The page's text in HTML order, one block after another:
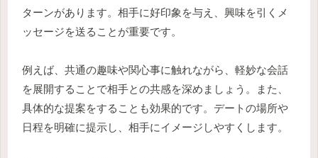
ターンがあります。相手に好印象を与え、興味を引くメ
ッセージを送ることが重要です。
例えば、共通の趣味や関心事に触れながら、軽妙な会話
を展開することで相手との共感を深めましょう。また、
具体的な提案をすることも効果的です。デートの場所や
日程を明確に提示し、相手にイメージしやすくします。